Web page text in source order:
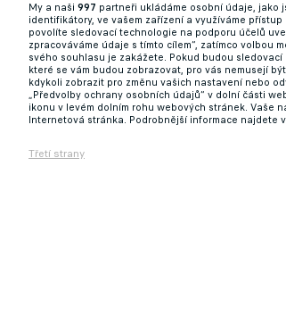
My a naši 997 partneři ukládáme osobní údaje, jako
identifikátory, ve vašem zařízení a využíváme přístup
povolíte sledovací technologie na podporu účelů
zpracováváme údaje s tímto cílem“, zatímco volbou
svého souhlasu je zakážete. Pokud budou
které se vám budou zobrazovat, pro vás nemusejí
kdykoli zobrazit pro změnu vašich nastavení nebo
„Předvolby ochrany osobních údajů“ v dolní části
ikonu v levém dolním rohu webových stránek. Vaše
Internetová stránka. Podrobnější informace najdete
Třetí strany